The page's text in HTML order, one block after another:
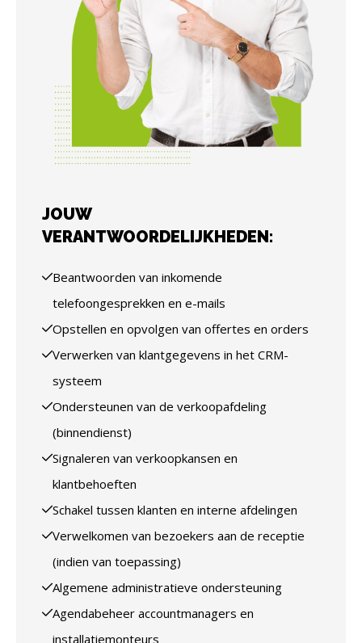
JOUW
VERANTWOORDELIJKHEDEN:
Beantwoorden van inkomende
telefoongesprekken en e-mails
Opstellen en opvolgen van offertes en orders
Verwerken van klantgegevens in het CRM-
systeem
Ondersteunen van de verkoopafdeling
(binnendienst)
Signaleren van verkoopkansen en
klantbehoeften
Schakel tussen klanten en interne afdelingen
Verwelkomen van bezoekers aan de receptie
(indien van toepassing)
Algemene administratieve ondersteuning
Agendabeheer accountmanagers en
installatiemonteurs